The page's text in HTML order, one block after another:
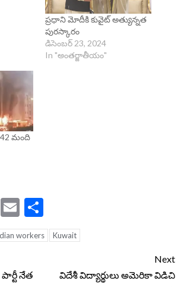
ప్రధాని మోదీకి కువైట్ అత్యున్నత
పురస్కారం
డిసెంబర్ 23, 2024
In "అంతర్జాతీయం"
మంది
WhatsApp
Email
workers Kuwait
నేత
Next
విదేశీ విద్యార్థులు అమెరికా విడిచి